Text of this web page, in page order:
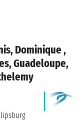
Dominique ,
Guadeloupe,